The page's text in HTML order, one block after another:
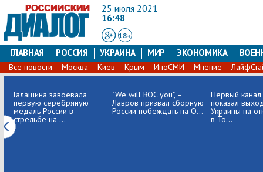
25 июля 2021
16:48
18+
ГЛАВНАЯ РОССИЯ УКРАИНА МИР ЭКОНОМИКА
Все новости Москва Киев Крым ИноСМИ Мнение
Галашина завоевала
первую серебряную
медаль России в
стрельбе на ...
"We will ROC you", –
Лавров призвал сборную
России побеждать на О...
Первый канал
показал
Украины на
в То...